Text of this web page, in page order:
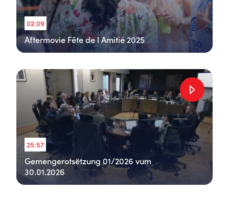
02:09
Aftermovie Fête de l Amitié 2025
25:57
Gemengerotsëtzung 01/2026 vum
30.01.2026